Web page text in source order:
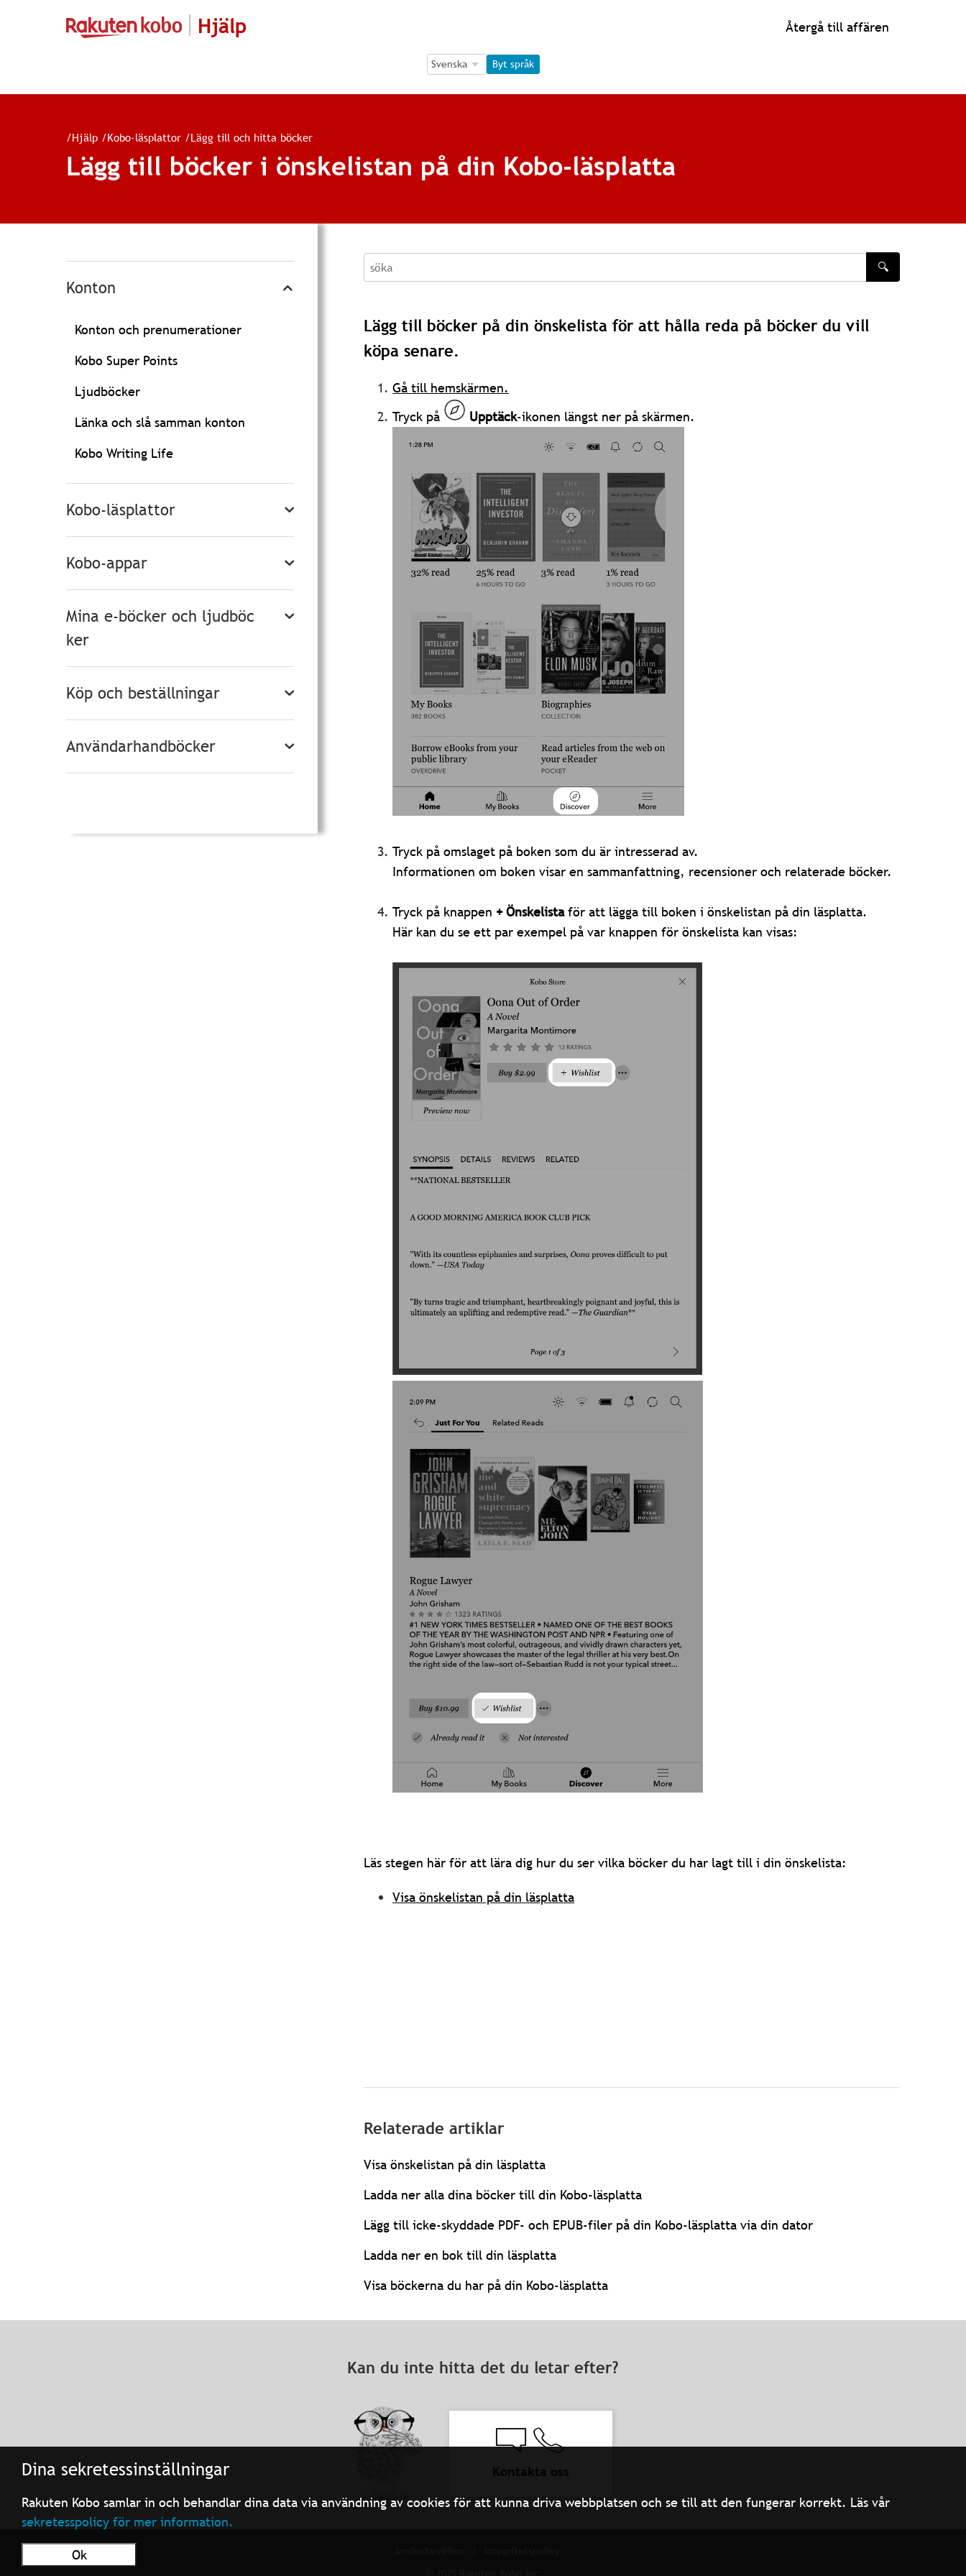
Dina sekretessinställningar
Rakuten Kobo samlar in och behandlar dina data via användning av cookies för att kunna driva webbplatsen och se till att den fungerar korrekt. Läs vår
sekretesspolicy för mer information.
Ok
Hjälp Återgå till affären
Language Selection
Language Selection
Byt språk
/Hjälp /Kobo-läsplattor /Lägg till och hitta böcker
Lägg till böcker i önskelistan på din Kobo-läsplatta
Konton
Konton och prenumerationer
Kobo Super Points
Ljudböcker
Länka och slå samman konton
Kobo Writing Life
Kobo-läsplattor
Kobo-appar
Mina e-böcker och ljudböc
ker
Köp och beställningar
Användarhandböcker
söka
🔍
Lägg till böcker på din önskelista för att hålla reda på böcker du vill
köpa senare.
Gå till hemskärmen.
Tryck på
Upptäck-ikonen längst ner på skärmen.
Tryck på omslaget på boken som du är intresserad av.
Informationen om boken visar en sammanfattning, recensioner och relaterade böcker.
Tryck på knappen + Önskelistaför att lägga till boken i önskelistan på din läsplatta.
Här kan du se ett par exempel på var knappen för önskelista kan visas:
Läs stegen här för att lära dig hur du ser vilka böcker du har lagt till i din önskelista:
Visa önskelistan på din läsplatta
Relaterade artiklar
Visa önskelistan på din läsplatta
Ladda ner alla dina böcker till din Kobo-läsplatta
Lägg till icke-skyddade PDF- och EPUB-filer på din Kobo-läsplatta via din dator
Ladda ner en bok till din läsplatta
Visa böckerna du har på din Kobo-läsplatta
Kan du inte hitta det du letar efter?
Kontakta oss